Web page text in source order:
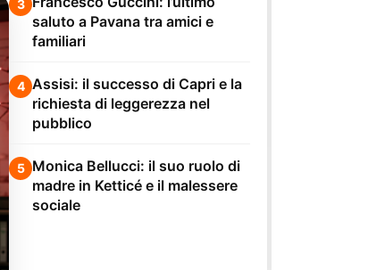
3
saluto a Pavana tra amici e
familiari
4 Assisi: il successo di Capri e la
richiesta di leggerezza nel
pubblico
5 Monica Bellucci: il suo ruolo di
madre in Ketticé e il malessere
sociale